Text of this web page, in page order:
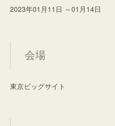
2023年01月11日 ～01月14日
会場
東京ビッグサイト